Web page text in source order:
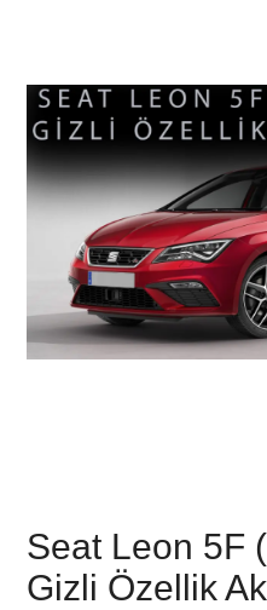
Seat Leon 5F
Gizli Özellik